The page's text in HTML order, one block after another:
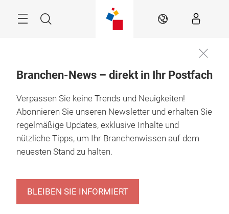
Suche DE
Branchen-News – direkt in Ihr Postfach
Verpassen Sie keine Trends und Neuigkeiten!
Abonnieren Sie unseren Newsletter und erhalten Sie
regelmäßige Updates, exklusive Inhalte und
nützliche Tipps, um Ihr Branchenwissen auf dem
neuesten Stand zu halten.
BLEIBEN SIE INFORMIERT